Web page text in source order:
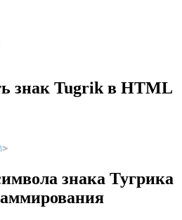
знак Tugrik в HTML
>
знака Тугрика